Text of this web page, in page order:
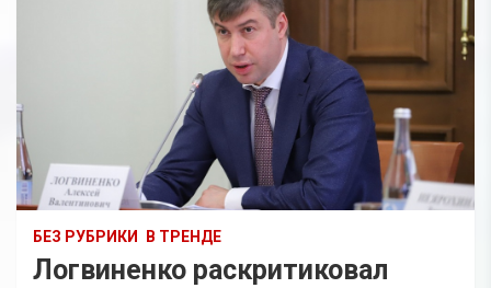
БЕЗ РУБРИКИ В ТРЕНДЕ
Логвиненко раскритиковал